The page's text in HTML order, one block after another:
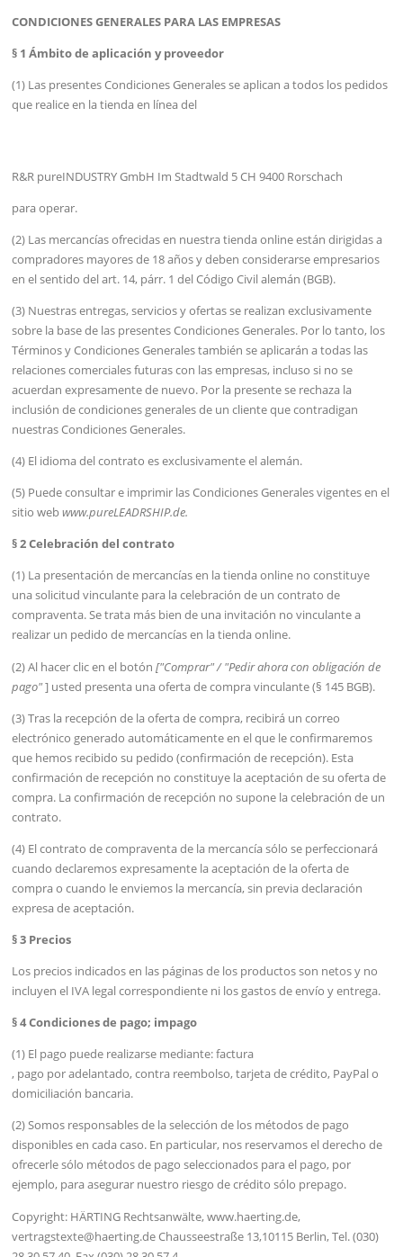
CONDICIONES GENERALES PARA LAS EMPRESAS
§ 1 Ámbito de aplicación y proveedor
(1) Las presentes Condiciones Generales se aplican a todos los pedidos
que realice en la tienda en línea del
R&R pureINDUSTRY GmbH Im Stadtwald 5 CH 9400 Rorschach
para operar.
(2) Las mercancías ofrecidas en nuestra tienda online están dirigidas a
compradores mayores de 18 años y deben considerarse empresarios
en el sentido del art. 14, párr. 1 del Código Civil alemán (BGB).
(3) Nuestras entregas, servicios y ofertas se realizan exclusivamente
sobre la base de las presentes Condiciones Generales. Por lo tanto, los
Términos y Condiciones Generales también se aplicarán a todas las
relaciones comerciales futuras con las empresas, incluso si no se
acuerdan expresamente de nuevo. Por la presente se rechaza la
inclusión de condiciones generales de un cliente que contradigan
nuestras Condiciones Generales.
(4) El idioma del contrato es exclusivamente el alemán.
(5) Puede consultar e imprimir las Condiciones Generales vigentes en el
sitio webwww.pureLEADRSHIP.de.
§ 2 Celebración del contrato
(1) La presentación de mercancías en la tienda online no constituye
una solicitud vinculante para la celebración de un contrato de
compraventa. Se trata más bien de una invitación no vinculante a
realizar un pedido de mercancías en la tienda online.
(2) Al hacer clic en el botón["Comprar" / "Pedir ahora con obligación de
pago"] usted presenta una oferta de compra vinculante (§ 145 BGB).
(3) Tras la recepción de la oferta de compra, recibirá un correo
electrónico generado automáticamente en el que le confirmaremos
que hemos recibido su pedido (confirmación de recepción). Esta
confirmación de recepción no constituye la aceptación de su oferta de
compra. La confirmación de recepción no supone la celebración de un
contrato.
(4) El contrato de compraventa de la mercancía sólo se perfeccionará
cuando declaremos expresamente la aceptación de la oferta de
compra o cuando le enviemos la mercancía, sin previa declaración
expresa de aceptación.
§ 3 Precios
Los precios indicados en las páginas de los productos son netos y no
incluyen el IVA legal correspondiente ni los gastos de envío y entrega.
§ 4 Condiciones de pago; impago
(1) El pago puede realizarse mediante: factura
, pago por adelantado, contra reembolso, tarjeta de crédito, PayPal o
domiciliación bancaria.
(2) Somos responsables de la selección de los métodos de pago
disponibles en cada caso. En particular, nos reservamos el derecho de
ofrecerle sólo métodos de pago seleccionados para el pago, por
ejemplo, para asegurar nuestro riesgo de crédito sólo prepago.
Copyright: HÄRTING Rechtsanwälte, www.haerting.de,
vertragstexte@haerting.de Chausseestraße 13,10115 Berlin, Tel. (030)